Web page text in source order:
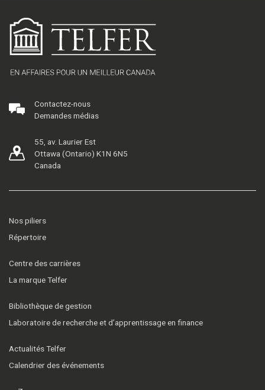
Contactez-nous
Demandes médias
55, av. Laurier Est
Ottawa (Ontario) K1N 6N5
Canada
Nos piliers
Répertoire
Centre des carrières
La marque Telfer
Bibliothèque de gestion
Laboratoire de recherche et d’apprentissage en finance
Actualités Telfer
Calendrier des événements